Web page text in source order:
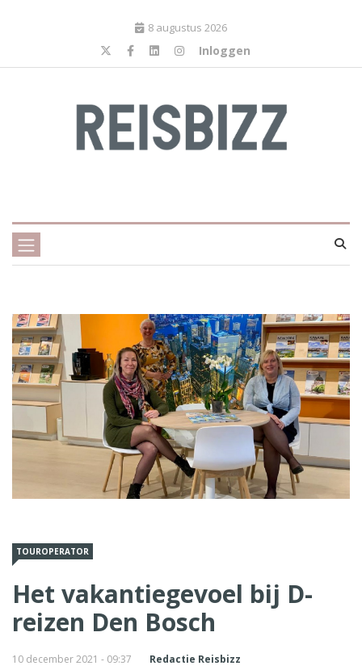
8 augustus 2026
Inloggen
TOUROPERATOR
Het vakantiegevoel bij D-
reizen Den Bosch
10 december 2021 - 09:37 Redactie Reisbizz